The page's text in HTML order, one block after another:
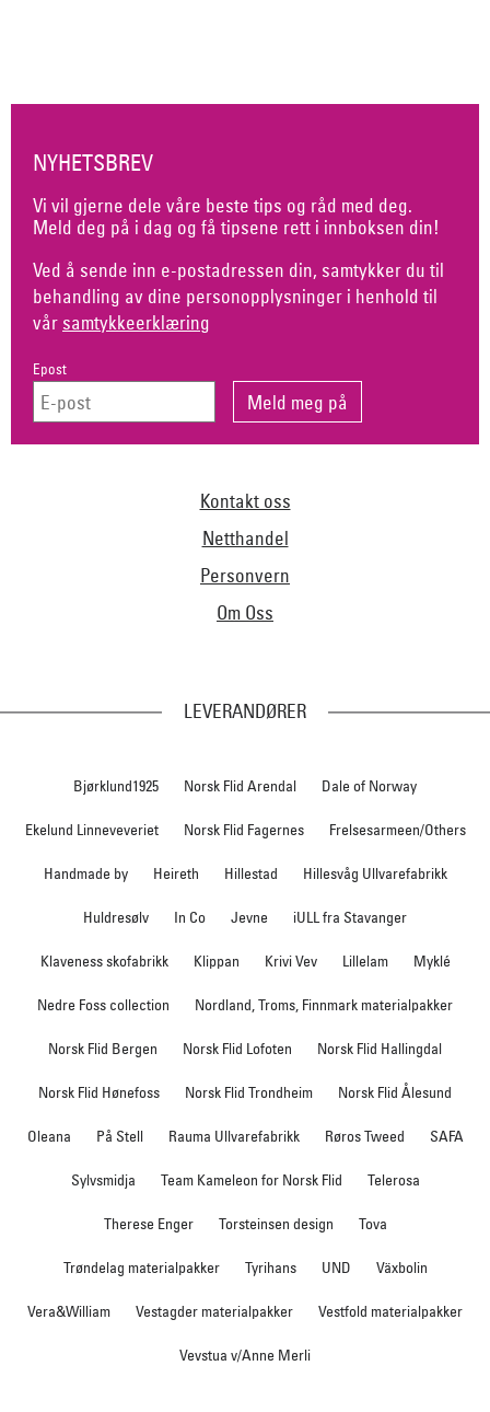
NYHETSBREV
Vi vil gjerne dele våre beste tips og råd med deg.
Meld deg på i dag og få tipsene rett i innboksen din!
Ved å sende inn e-postadressen din, samtykker du til
behandling av dine personopplysninger i henhold til
vår samtykkeerklæring
Epost
Kontakt oss
Netthandel
Personvern
Om Oss
LEVERANDØRER
Bjørklund1925 Norsk Flid Arendal Dale of Norway
Ekelund Linneveveriet Norsk Flid Fagernes Frelsesarmeen/Others
Handmade by Heireth Hillestad Hillesvåg Ullvarefabrikk
Huldresølv In Co Jevne iULL fra Stavanger
Klaveness skofabrikk Klippan Krivi Vev Lillelam Myklé
Nedre Foss collection Nordland, Troms, Finnmark materialpakker
Norsk Flid Bergen Norsk Flid Lofoten Norsk Flid Hallingdal
Norsk Flid Hønefoss Norsk Flid Trondheim Norsk Flid Ålesund
Oleana På Stell Rauma Ullvarefabrikk Røros Tweed SAFA
Sylvsmidja Team Kameleon for Norsk Flid Telerosa
Therese Enger Torsteinsen design Tova
Trøndelag materialpakker Tyrihans UND Växbolin
Vera&William Vestagder materialpakker Vestfold materialpakker
Vevstua v/Anne Merli